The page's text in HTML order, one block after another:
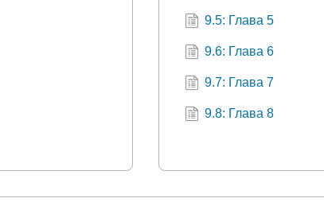
9.5: Глава 5
9.6: Глава 6
9.7: Глава 7
9.8: Глава 8